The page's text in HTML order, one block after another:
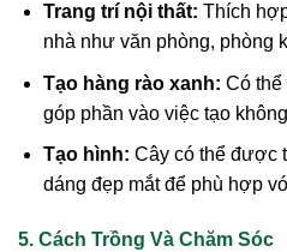
Trang trí nội thất: Thích
nhà như văn phòng, phòng
Tạo hàng rào xanh: Có thể
góp phần vào việc tạo
Tạo hình: Cây có thể được
dáng đẹp mắt để phù hợp
5. Cách Trồng Và Chăm Sóc